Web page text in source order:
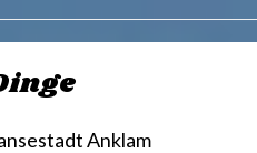
Anklam